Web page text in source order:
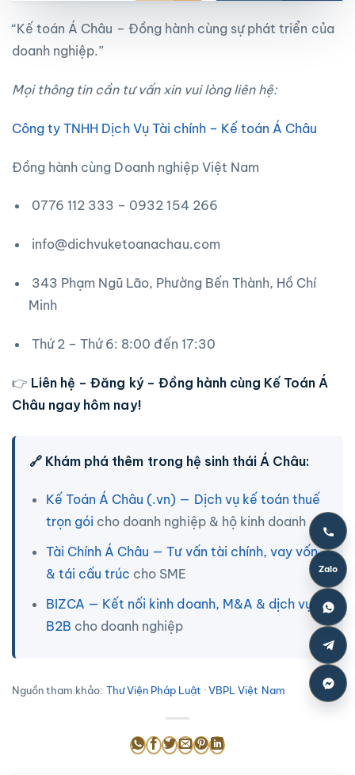
“Kế toán Á Châu – Đồng hành cùng sự phát triển của
doanh nghiệp.”
Mọi thông tin cần tư vấn xin vui lòng liên hệ:
Công ty TNHH Dịch Vụ Tài chính – Kế toán Á Châu
Đồng hành cùng Doanh nghiệp Việt Nam
0776 112 333 – 0932 154 266
info@dichvuketoanachau.com
343 Phạm Ngũ Lão, Phường Bến Thành, Hồ Chí
Minh
Thứ 2 – Thứ 6: 8:00 đến 17:30
👉 Liên hệ – Đăng ký – Đồng hành cùng Kế Toán Á
Châu ngay hôm nay!
🔗 Khám phá thêm trong hệ sinh thái Á Châu:
Kế Toán Á Châu (.vn) — Dịch vụ kế toán thuế
trọn gói cho doanh nghiệp & hộ kinh doanh
Tài Chính Á Châu — Tư vấn tài chính, vay vốn
& tái cấu trúc cho SME
BIZCA — Kết nối kinh doanh, M&A & dịch vụ
B2B cho doanh nghiệp
Nguồn tham khảo: Thư Viện Pháp Luật ·VBPL Việt Nam
Zalo